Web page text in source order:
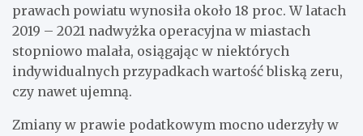
prawach powiatu wynosiła około 18 proc. W latach
2019 – 2021 nadwyżka operacyjna w miastach
stopniowo malała, osiągając w niektórych
indywidualnych przypadkach wartość bliską zeru,
czy nawet ujemną.
Zmiany w prawie podatkowym mocno uderzyły w